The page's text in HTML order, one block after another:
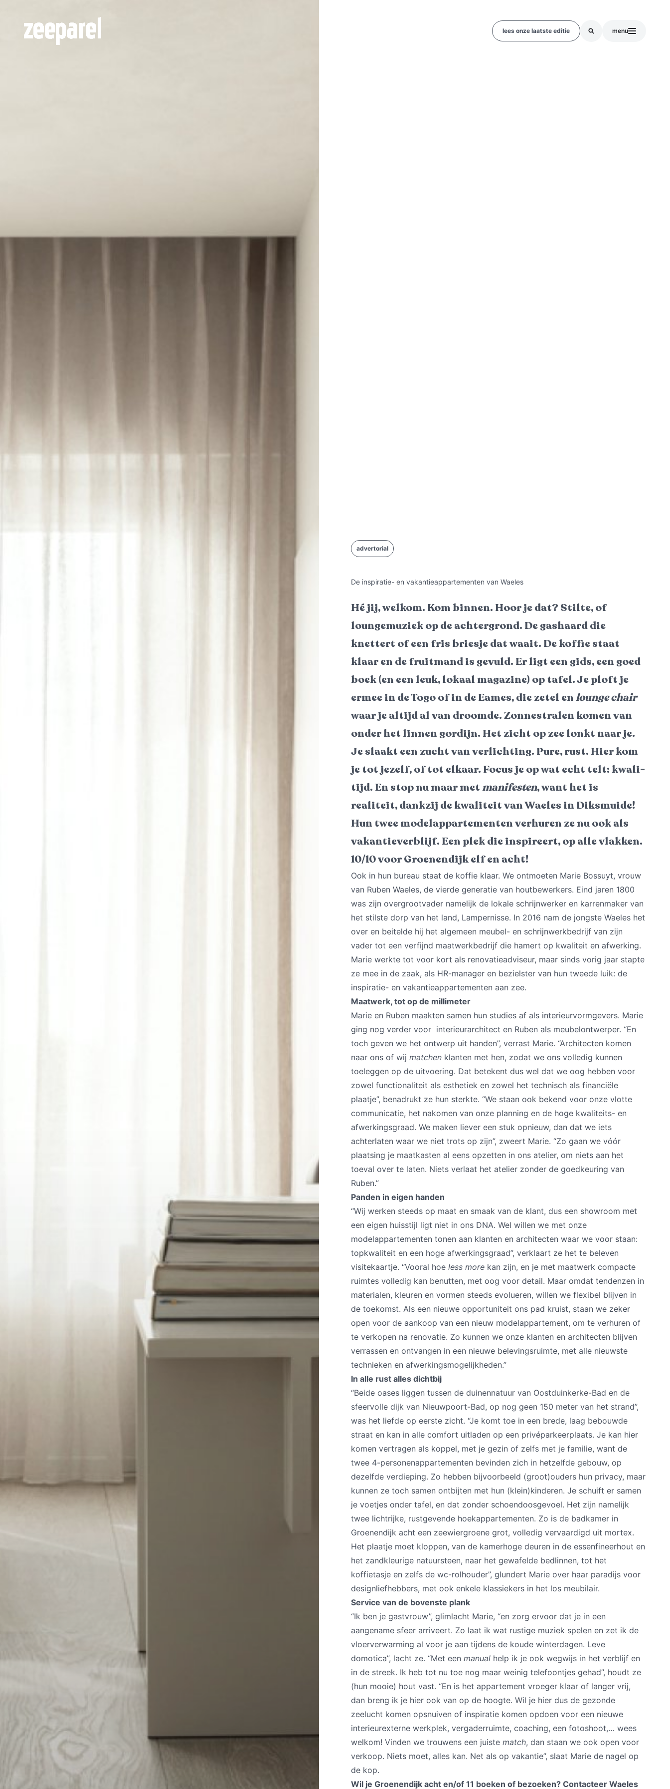
lees onze laatste editie menu
advertorial
De inspiratie- en vakantieappartementen van Waeles
Hé jij, welkom. Kom binnen. Hoor je dat? Stilte, of
loungemuziek op de achtergrond. De gashaard die
knettert of een fris briesje dat waait. De koffie staat
klaar en de fruitmand is gevuld. Er ligt een gids, een goed
boek (en een leuk, lokaal magazine) op tafel. Je ploft je
ermee in de Togo of in de Eames, die zetel enlounge chair
waar je altijd al van droomde. Zonnestralen komen van
onder het linnen gordijn. Het zicht op zee lonkt naar je.
Je slaakt een zucht van verlichting. Pure, rust. Hier kom
je tot jezelf, of tot elkaar. Focus je op wat echt telt: kwali-
tijd. En stop nu maar metmanifesten, want het is
realiteit, dankzij de kwaliteit van Waeles in Diksmuide!
Hun twee modelappartementen verhuren ze nu ook als
vakantieverblijf. Een plek die inspireert, op alle vlakken.
10/10 voor Groenendijk elf en acht!
Ook in hun bureau staat de koffie klaar. We ontmoeten Marie Bossuyt, vrouw
van Ruben Waeles, de vierde generatie van houtbewerkers. Eind jaren 1800
was zijn overgrootvader namelijk de lokale schrijnwerker en karrenmaker van
het stilste dorp van het land, Lampernisse. In 2016 nam de jongste Waeles het
over en beitelde hij het algemeen meubel- en schrijnwerkbedrijf van zijn
vader tot een verfijnd maatwerkbedrijf die hamert op kwaliteit en afwerking.
Marie werkte tot voor kort als renovatieadviseur, maar sinds vorig jaar stapte
ze mee in de zaak, als HR-manager en bezielster van hun tweede luik: de
inspiratie- en vakantieappartementen aan zee.
Maatwerk, tot op de millimeter
Marie en Ruben maakten samen hun studies af als interieurvormgevers. Marie
ging nog verder voor interieurarchitect en Ruben als meubelontwerper. “En
toch geven we het ontwerp uit handen”, verrast Marie. “Architecten komen
naar ons of wij matchen klanten met hen, zodat we ons volledig kunnen
toeleggen op de uitvoering. Dat betekent dus wel dat we oog hebben voor
zowel functionaliteit als esthetiek en zowel het technisch als financiële
plaatje”, benadrukt ze hun sterkte. “We staan ook bekend voor onze vlotte
communicatie, het nakomen van onze planning en de hoge kwaliteits- en
afwerkingsgraad. We maken liever een stuk opnieuw, dan dat we iets
achterlaten waar we niet trots op zijn”, zweert Marie. “Zo gaan we vóór
plaatsing je maatkasten al eens opzetten in ons atelier, om niets aan het
toeval over te laten. Niets verlaat het atelier zonder de goedkeuring van
Ruben.”
Panden in eigen handen
“Wij werken steeds op maat en smaak van de klant, dus een showroom met
een eigen huisstijl ligt niet in ons DNA. Wel willen we met onze
modelappartementen tonen aan klanten en architecten waar we voor staan:
topkwaliteit en een hoge afwerkingsgraad”, verklaart ze het te beleven
visitekaartje. “Vooral hoe less more kan zijn, en je met maatwerk compacte
ruimtes volledig kan benutten, met oog voor detail. Maar omdat tendenzen in
materialen, kleuren en vormen steeds evolueren, willen we flexibel blijven in
de toekomst. Als een nieuwe opportuniteit ons pad kruist, staan we zeker
open voor de aankoop van een nieuw modelappartement, om te verhuren of
te verkopen na renovatie. Zo kunnen we onze klanten en architecten blijven
verrassen en ontvangen in een nieuwe belevingsruimte, met alle nieuwste
technieken en afwerkingsmogelijkheden.”
In alle rust alles dichtbij
“Beide oases liggen tussen de duinennatuur van Oostduinkerke-Bad en de
sfeervolle dijk van Nieuwpoort-Bad, op nog geen 150 meter van het strand”,
was het liefde op eerste zicht. “Je komt toe in een brede, laag bebouwde
straat en kan in alle comfort uitladen op een privéparkeerplaats. Je kan hier
komen vertragen als koppel, met je gezin of zelfs met je familie, want de
twee 4-personenappartementen bevinden zich in hetzelfde gebouw, op
dezelfde verdieping. Zo hebben bijvoorbeeld (groot)ouders hun privacy, maar
kunnen ze toch samen ontbijten met hun (klein)kinderen. Je schuift er samen
je voetjes onder tafel, en dat zonder schoendoosgevoel. Het zijn namelijk
twee lichtrijke, rustgevende hoekappartementen. Zo is de badkamer in
Groenendijk acht een zeewiergroene grot, volledig vervaardigd uit mortex.
Het plaatje moet kloppen, van de kamerhoge deuren in de essenfineerhout en
het zandkleurige natuursteen, naar het gewafelde bedlinnen, tot het
koffietasje en zelfs de wc-rolhouder”, glundert Marie over haar paradijs voor
designliefhebbers, met ook enkele klassiekers in het los meubilair.
Service van de bovenste plank
“Ik ben je gastvrouw”, glimlacht Marie, “en zorg ervoor dat je in een
aangename sfeer arriveert. Zo laat ik wat rustige muziek spelen en zet ik de
vloerverwarming al voor je aan tijdens de koude winterdagen. Leve
domotica”, lacht ze. “Met een manual help ik je ook wegwijs in het verblijf en
in de streek. Ik heb tot nu toe nog maar weinig telefoontjes gehad”, houdt ze
(hun mooie) hout vast. “En is het appartement vroeger klaar of langer vrij,
dan breng ik je hier ook van op de hoogte. Wil je hier dus de gezonde
zeelucht komen opsnuiven of inspiratie komen opdoen voor een nieuwe
interieurexterne werkplek, vergaderruimte, coaching, een fotoshoot,… wees
welkom! Vinden we trouwens een juiste match, dan staan we ook open voor
verkoop. Niets moet, alles kan. Net als op vakantie”, slaat Marie de nagel op
de kop.
Wil je Groenendijk acht en/of 11 boeken of bezoeken? Contacteer Waeles